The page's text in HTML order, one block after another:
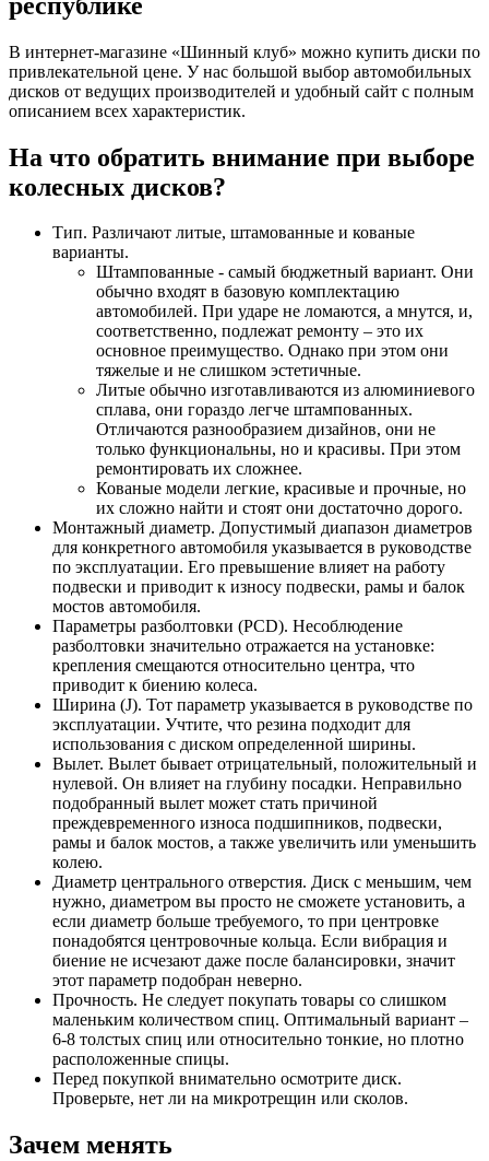
В интернет-магазине «Шинный клуб» можно купить диски по
привлекательной цене. У нас большой выбор автомобильных
дисков от ведущих производителей и удобный сайт с полным
описанием всех характеристик.
На что обратить внимание при выборе
колесных дисков?
Тип. Различают литые, штамованные и кованые
варианты.
Штампованные - самый бюджетный вариант. Они
обычно входят в базовую комплектацию
автомобилей. При ударе не ломаются, а мнутся, и,
соответственно, подлежат ремонту – это их
основное преимущество. Однако при этом они
тяжелые и не слишком эстетичные.
Литые обычно изготавливаются из алюминиевого
сплава, они гораздо легче штампованных.
Отличаются разнообразием дизайнов, они не
только функциональны, но и красивы. При этом
ремонтировать их сложнее.
Кованые модели легкие, красивые и прочные, но
их сложно найти и стоят они достаточно дорого.
Монтажный диаметр. Допустимый диапазон диаметров
для конкретного автомобиля указывается в руководстве
по эксплуатации. Его превышение влияет на работу
подвески и приводит к износу подвески, рамы и балок
мостов автомобиля.
Параметры разболтовки (PCD). Несоблюдение
разболтовки значительно отражается на установке:
крепления смещаются относительно центра, что
приводит к биению колеса.
Ширина (J). Тот параметр указывается в руководстве по
эксплуатации. Учтите, что резина подходит для
использования с диском определенной ширины.
Вылет. Вылет бывает отрицательный, положительный и
нулевой. Он влияет на глубину посадки. Неправильно
подобранный вылет может стать причиной
преждевременного износа подшипников, подвески,
рамы и балок мостов, а также увеличить или уменьшить
колею.
Диаметр центрального отверстия. Диск с меньшим, чем
нужно, диаметром вы просто не сможете установить, а
если диаметр больше требуемого, то при центровке
понадобятся центровочные кольца. Если вибрация и
биение не исчезают даже после балансировки, значит
этот параметр подобран неверно.
Прочность. Не следует покупать товары со слишком
маленьким количеством спиц. Оптимальный вариант –
6-8 толстых спиц или относительно тонкие, но плотно
расположенные спицы.
Перед покупкой внимательно осмотрите диск.
Проверьте, нет ли на микротрещин или сколов.
Зачем менять